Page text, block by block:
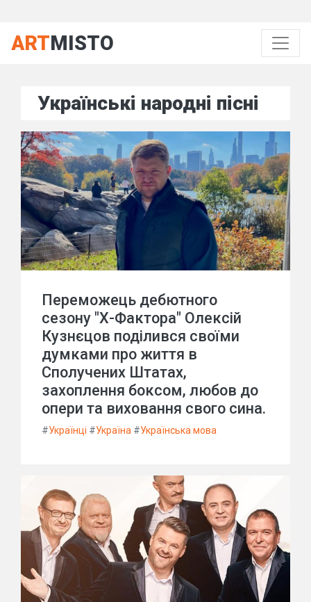
ARTMISTO
Українські народні пісні
Переможець дебютного
сезону "Х-Фактора" Олексій
Кузнєцов поділився своїми
думками про життя в
Сполучених Штатах,
захоплення боксом, любов до
опери та виховання свого сина.
#Українці #Україна #Українська мова